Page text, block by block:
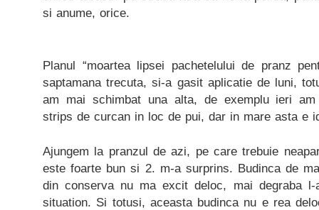
si anume, orice.
Planul “moartea lipsei pachetelului de pranz
saptamana trecuta, si-a gasit aplicatie de luni,
am mai schimbat una alta, de exemplu ieri
strips de curcan in loc de pui, dar in mare asta e
Ajungem la pranzul de azi, pe care trebuie
este foarte bun si 2. m-a surprins. Budinca de
din conserva nu ma excit deloc, mai degraba
situation. Si totusi, aceasta budinca nu e rea